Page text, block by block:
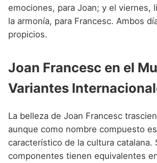
emociones, para Joan; y el viernes,
la armonía, para Francesc. Ambos
propicios.
Joan Francesc en el
Variantes
La belleza de Joan Francesc
aunque como nombre compuesto
característico de la cultura catalana.
componentes tienen equivalentes